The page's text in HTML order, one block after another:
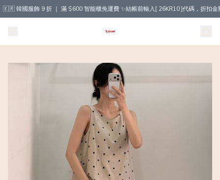
🇰🇷 韓國服飾 9 折 ｜ 滿 $600 智能櫃免運費 ✨結帳前輸入[ 26KR10 ]代碼，折扣金